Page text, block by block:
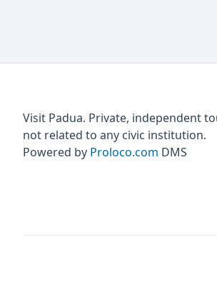
Visit Padua. Private, independent
not related to any civic institution.
Powered by Proloco.com DMS